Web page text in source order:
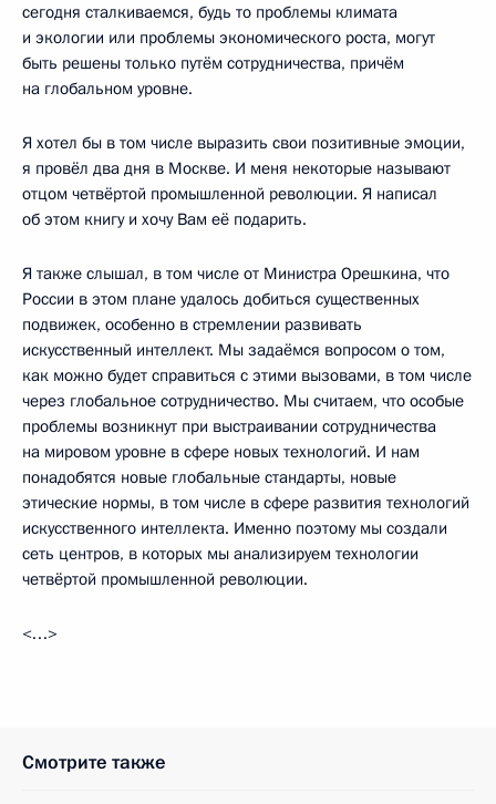
сегодня сталкиваемся, будь то проблемы климата
и экологии или проблемы экономического роста, могут
быть решены только путём сотрудничества, причём
на глобальном уровне.
Я хотел бы в том числе выразить свои позитивные эмоции,
я провёл два дня в Москве. И меня некоторые называют
отцом четвёртой промышленной революции. Я написал
об этом книгу и хочу Вам её подарить.
Я также слышал, в том числе от Министра Орешкина, что
России в этом плане удалось добиться существенных
подвижек, особенно в стремлении развивать
искусственный интеллект. Мы задаёмся вопросом о том,
как можно будет справиться с этими вызовами, в том числе
через глобальное сотрудничество. Мы считаем, что особые
проблемы возникнут при выстраивании сотрудничества
на мировом уровне в сфере новых технологий. И нам
понадобятся новые глобальные стандарты, новые
этические нормы, в том числе в сфере развития технологий
искусственного интеллекта. Именно поэтому мы создали
сеть центров, в которых мы анализируем технологии
четвёртой промышленной революции.
<…>
Смотрите также